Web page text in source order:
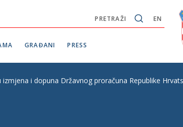
EN
PRETRAŽI
GRAĐANI PRESS
i dopuna Državnog proračuna Republike